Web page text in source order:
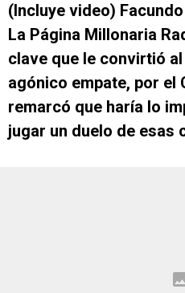
(Incluye video)
La Página Millonaria
clave que le convirtió
agónico empate, por el
remarcó que haría lo
jugar un duelo de esas